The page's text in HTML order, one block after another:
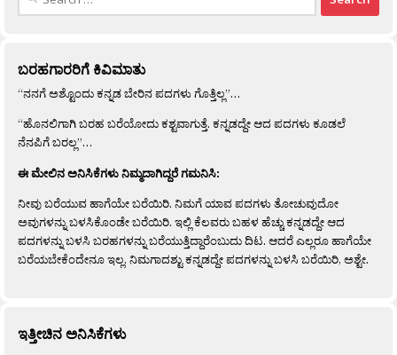
ಬರಹಗಾರರಿಗೆ ಕಿವಿಮಾತು
“ನನಗೆ ಅಶ್ಟೊಂದು ಕನ್ನಡ ಬೇರಿನ ಪದಗಳು ಗೊತ್ತಿಲ್ಲ”…
“ಹೊನಲಿಗಾಗಿ ಬರಹ ಬರೆಯೋದು ಕಶ್ಟವಾಗುತ್ತೆ. ಕನ್ನಡದ್ದೇ ಆದ ಪದಗಳು ಕೂಡಲೆ
ನೆನಪಿಗೆ ಬರಲ್ಲ”…
ಈ ಮೇಲಿನ ಅನಿಸಿಕೆಗಳು ನಿಮ್ಮದಾಗಿದ್ದರೆ ಗಮನಿಸಿ:
ನೀವು ಬರೆಯುವ ಹಾಗೆಯೇ ಬರೆಯಿರಿ. ನಿಮಗೆ ಯಾವ ಪದಗಳು ತೋಚುವುದೋ
ಅವುಗಳನ್ನು ಬಳಸಿಕೊಂಡೇ ಬರೆಯಿರಿ. ಇಲ್ಲಿ ಕೆಲವರು ಬಹಳ ಹೆಚ್ಚು ಕನ್ನಡದ್ದೇ ಆದ
ಪದಗಳನ್ನು ಬಳಸಿ ಬರಹಗಳನ್ನು ಬರೆಯುತ್ತಿದ್ದಾರೆಂಬುದು ದಿಟ. ಆದರೆ ಎಲ್ಲರೂ ಹಾಗೆಯೇ
ಬರೆಯಬೇಕೆಂದೇನೂ ಇಲ್ಲ. ನಿಮಗಾದಶ್ಟು ಕನ್ನಡದ್ದೇ ಪದಗಳನ್ನು ಬಳಸಿ ಬರೆಯಿರಿ, ಅಶ್ಟೇ.
ಇತ್ತೀಚಿನ ಅನಿಸಿಕೆಗಳು